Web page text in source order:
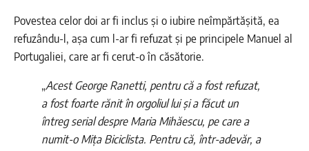
Povestea celor doi ar fi inclus și o iubire neîmpărtășită, ea
refuzându-l, așa cum l-ar fi refuzat și pe principele Manuel al
Portugaliei, care ar fi cerut-o în căsătorie.
„Acest George Ranetti, pentru că a fost refuzat,
a fost foarte rănit în orgoliul lui și a făcut un
întreg serial despre Maria Mihăescu, pe care a
numit-o Mița Biciclista. Pentru că, într-adevăr, a